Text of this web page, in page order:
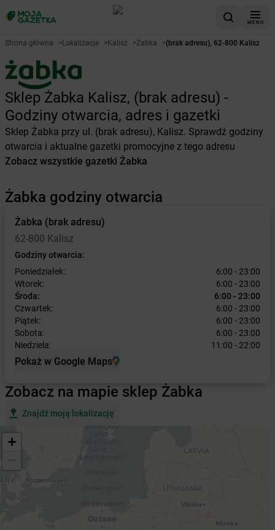
MENU
Strona główna >Lokalizacje >Kalisz >Żabka >(brak adresu), 62-800 Kalisz
Sklep Żabka Kalisz, (brak adresu) -
Godziny otwarcia, adres i gazetki
Sklep Żabka przy ul. (brak adresu), Kalisz. Sprawdź godziny
otwarcia i aktualne gazetki promocyjne z tego adresu
Zobacz wszystkie gazetki Żabka
Żabka godziny otwarcia
Żabka (brak adresu)
62-800 Kalisz
Godziny otwarcia:
Poniedziałek:
6:00 - 23:00
Wtorek:
6:00 - 23:00
Środa:
6:00 - 23:00
Czwartek:
6:00 - 23:00
Piątek:
6:00 - 23:00
Sobota:
6:00 - 23:00
Niedziela:
11:00 - 22:00
Pokaż w Google Maps
Zobacz na mapie sklep Żabka
Znajdź moją lokalizację
+